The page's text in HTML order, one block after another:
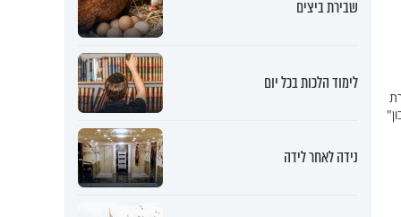
שבירת ביצים
לימוד הלכות בכל יום
נידה לאחר לידה